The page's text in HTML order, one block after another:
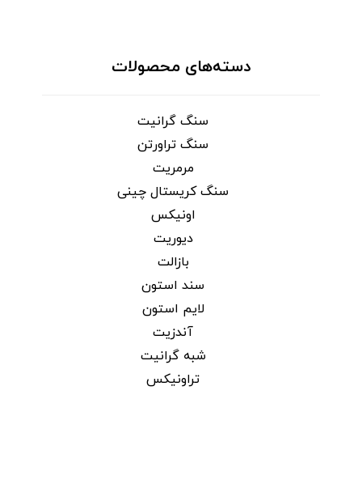
دسته‌های محصولات
سنگ گرانیت
سنگ تراورتن
مرمریت
سنگ کریستال چینی
اونیکس
دیوریت
بازالت
سند استون
لایم استون
آندزیت
شبه گرانیت
تراونیکس